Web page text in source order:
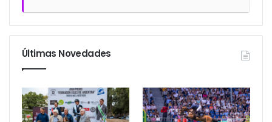
Últimas Novedades